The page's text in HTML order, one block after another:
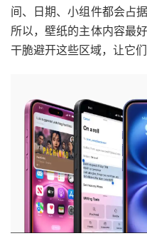
间、日期、小组件都会占
所以，壁纸的主体内容最
干脆避开这些区域，让它